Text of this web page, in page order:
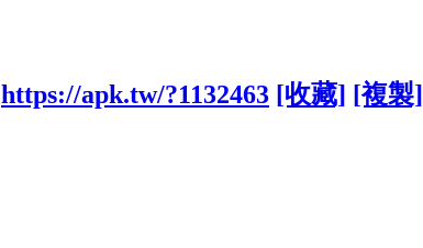
https://apk.tw/?1132463 [收藏] [複製]